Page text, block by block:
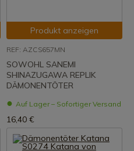
Produkt anzeigen
REF: AZCS657MN
SOWOHL SANEMI
SHINAZUGAWA REPLIK
DÄMONENTÖTER
Auf Lager – Sofortiger Versand
16,40 €